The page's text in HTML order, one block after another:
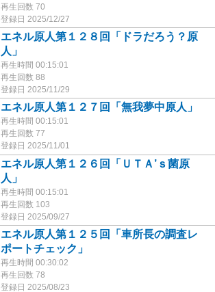
再生回数 70
登録日 2025/12/27
エネル原人第１２８回「ドラだろう？原
人」
再生時間 00:15:01
再生回数 88
登録日 2025/11/29
エネル原人第１２７回「無我夢中原人」
再生時間 00:15:01
再生回数 77
登録日 2025/11/01
エネル原人第１２６回「ＵＴＡ’ｓ菌原
人」
再生時間 00:15:01
再生回数 103
登録日 2025/09/27
エネル原人第１２５回「車所長の調査レ
ポートチェック」
再生時間 00:30:02
再生回数 78
登録日 2025/08/23